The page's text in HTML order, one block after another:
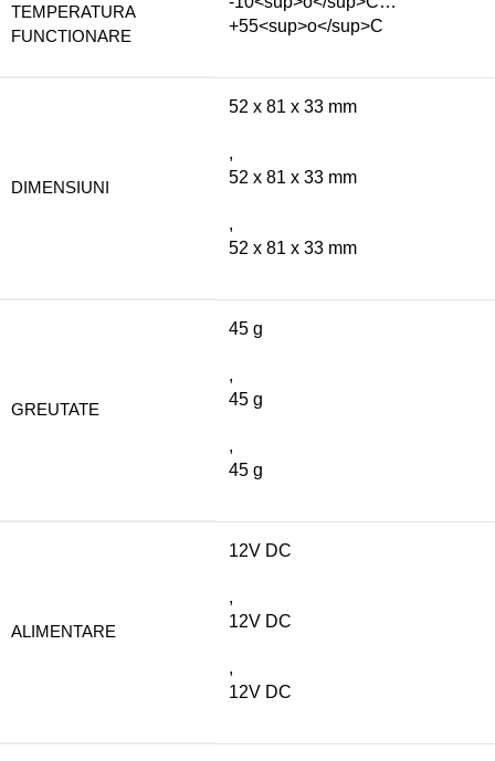
TEMPERATURA
FUNCTIONARE
+55<sup>o</sup>C
DIMENSIUNI
52 x 81 x 33 mm
,
52 x 81 x 33 mm
,
52 x 81 x 33 mm
GREUTATE
45 g
,
45 g
,
45 g
ALIMENTARE
12V DC
,
12V DC
,
12V DC